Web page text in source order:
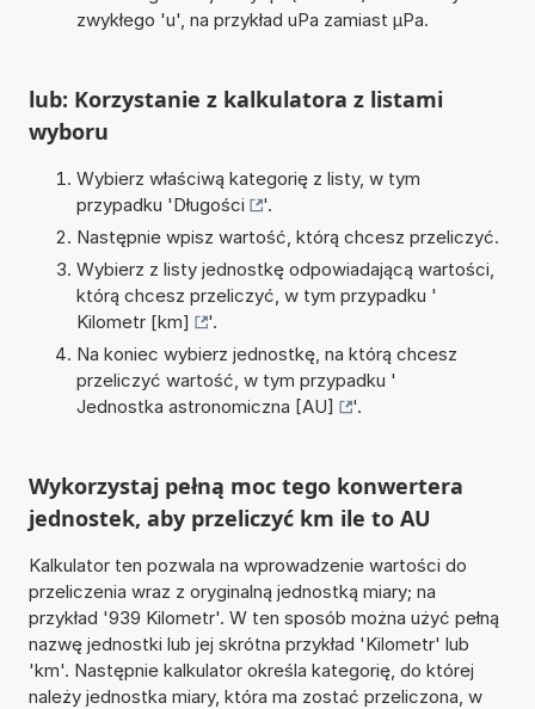
zwykłego 'u', na przykład uPa zamiast µPa.
lub: Korzystanie z kalkulatora z listami
wyboru
Wybierz właściwą kategorię z listy, w tym
przypadku 'Długości
'.
Następnie wpisz wartość, którą chcesz przeliczyć.
Wybierz z listy jednostkę odpowiadającą wartości,
którą chcesz przeliczyć, w tym przypadku '
Kilometr [km]
'.
Na koniec wybierz jednostkę, na którą chcesz
przeliczyć wartość, w tym przypadku '
Jednostka astronomiczna [AU]
'.
Wykorzystaj pełną moc tego konwertera
jednostek, aby przeliczyć km ile to AU
Kalkulator ten pozwala na wprowadzenie wartości do
przeliczenia wraz z oryginalną jednostką miary; na
przykład '939 Kilometr'. W ten sposób można użyć pełną
nazwę jednostki lub jej skrótna przykład 'Kilometr' lub
'km'. Następnie kalkulator określa kategorię, do której
należy jednostka miary, która ma zostać przeliczona, w